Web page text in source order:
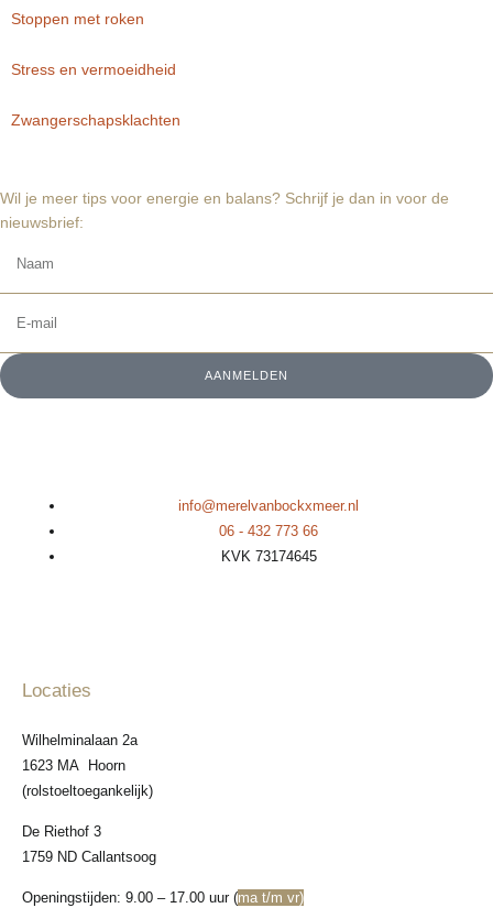
Stoppen met roken
Stress en vermoeidheid
Zwangerschapsklachten
Wil je meer tips voor energie en balans? Schrijf je dan in voor de
nieuwsbrief:
AANMELDEN
info@merelvanbockxmeer.nl
06 - 432 773 66
KVK 73174645
Locaties
Wilhelminalaan 2a
1623 MA Hoorn
(rolstoeltoegankelijk)
De Riethof 3
1759 ND Callantsoog
Openingstijden: 9.00 – 17.00 uur (ma t/m vr)